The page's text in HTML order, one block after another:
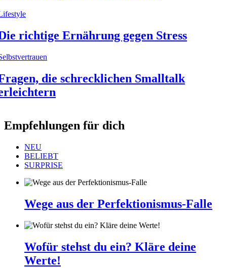
richtige Ernährung gegen Stress
die schrecklichen Smalltalk
Empfehlungen für dich
NEU
BELIEBT
SURPRISE
Wege aus der Perfektionismus-Falle
Wofür stehst du ein? Kläre deine
Werte!